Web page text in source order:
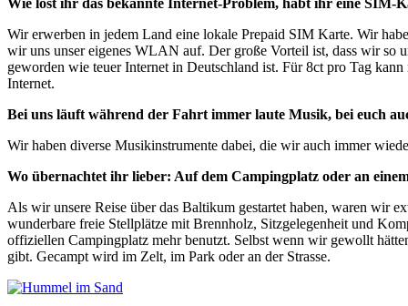
Wir erwerben in jedem Land eine lokale Prepaid SIM Karte. Wir
wir uns unser eigenes WLAN auf. Der große Vorteil ist, dass wir so
geworden wie teuer Internet in Deutschland ist. Für 8ct pro Tag
Internet.
Bei uns läuft während der Fahrt immer laute Musik, bei euch
Wir haben diverse Musikinstrumente dabei, die wir auch immer
Wo übernachtet ihr lieber: Auf dem Campingplatz oder an
Als wir unsere Reise über das Baltikum gestartet haben, waren wir
wunderbare freie Stellplätze mit Brennholz, Sitzgelegenheit und
offiziellen Campingplatz mehr benutzt. Selbst wenn wir gewollt
gibt. Gecampt wird im Zelt, im Park oder an der Strasse.